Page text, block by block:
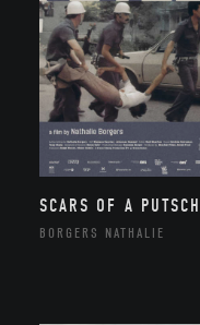
SCARS OF A PUTSCH
BORGERS NATHALIE